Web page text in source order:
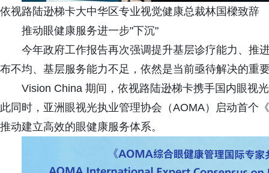
依视路陆逊梯卡大中华区专业视觉健康总裁林国樑致辞
推动眼健康服务进一步"下沉"
今年政府工作报告再次强调提升基层诊疗能力、推
布不均、基层服务能力不足，依然是当前亟待解决的重
Vision China 期间，依视路陆逊梯卡携手国内眼视
此同时，亚洲眼视光执业管理协会（AOMA）启动首个
推动建立高效的眼健康服务体系。